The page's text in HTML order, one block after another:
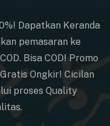
Dapatkan Keranda
pemasaran ke
Bisa COD! Promo
Ongkir! Cicilan
proses Quality